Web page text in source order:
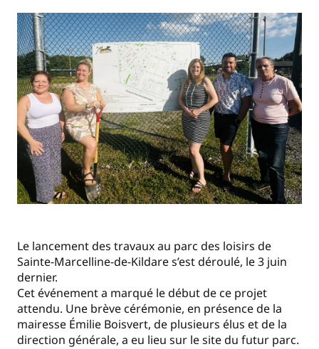
Le lancement des travaux au parc des loisirs de
Sainte-Marcelline-de-Kildare s’est déroulé, le 3 juin
dernier.
Cet événement a marqué le début de ce projet
attendu. Une brève cérémonie, en présence de la
mairesse Émilie Boisvert, de plusieurs élus et de la
direction générale, a eu lieu sur le site du futur parc.